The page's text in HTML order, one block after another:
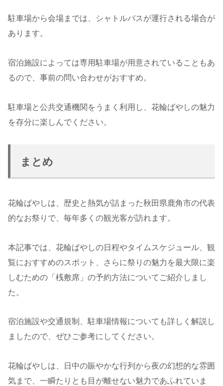
駐車場から会場までは、シャトルバスが運行される場合が
あります。
宿泊施設によっては専用駐車場が用意されていることもあ
るので、事前の問い合わせがおすすめ。
駐車場と公共交通機関をうまく利用し、花輪ばやしの魅力
を存分に楽しんでください。
まとめ
花輪ばやしは、歴史と熱気が詰まった秋田県鹿角市の代表
的なお祭りで、毎年多くの観光客が訪れます。
本記事では、花輪ばやしの日程やタイムスケジュール、観
覧におすすめのスポット、さらに祭りの魅力を最大限に楽
しむための「桟敷席」の予約方法についてご紹介しまし
た。
宿泊施設や交通規制、駐車場情報についても詳しく解説し
ましたので、ぜひご参考にしてください。
花輪ばやしは、日中の賑やかな行列から夜の幻想的な雰囲
気まで、一瞬たりとも目が離せない魅力であふれていま